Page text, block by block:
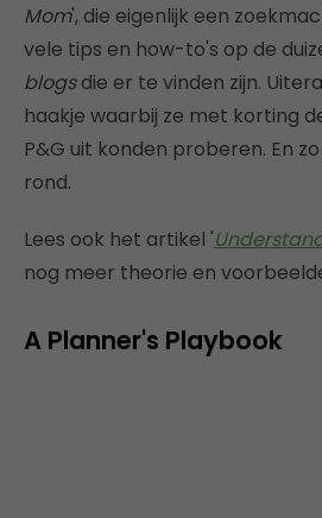
Mom', die eigenlijk een
vele tips en how-to's op de
blogsdie er te vinden zijn.
haakje waarbij ze met korting
P&G uit konden proberen. En
rond.
Lees ook het artikel '
nog meer theorie en
A Planner's Playbook